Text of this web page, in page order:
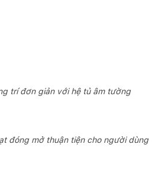
trí đơn giản với hệ tủ âm tường
đóng mở thuận tiện cho người dùng